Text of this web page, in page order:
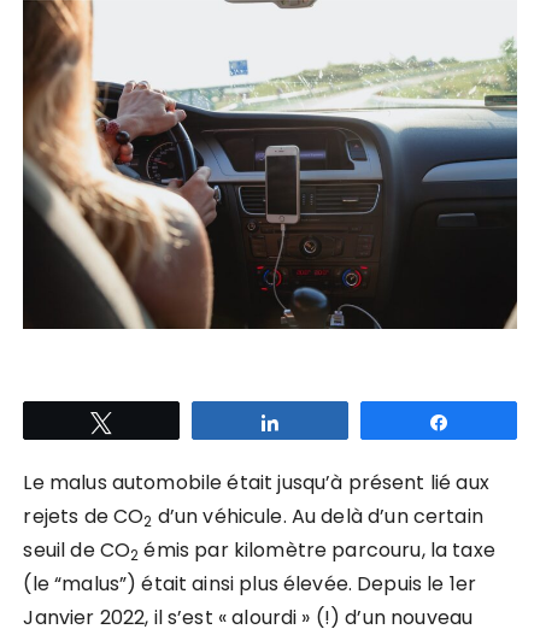
Le malus automobile était jusqu’à présent lié aux
rejets de CO2 d’un véhicule. Au delà d’un certain
seuil de CO2 émis par kilomètre parcouru, la taxe
(le “malus”) était ainsi plus élevée. Depuis le 1er
Janvier 2022, il s’est « alourdi » (!) d’un nouveau